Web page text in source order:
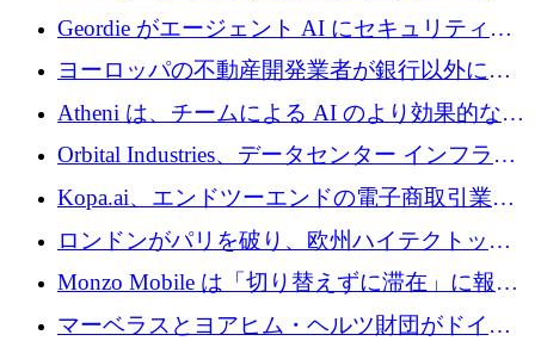
収、チェックアウト時にクレジットを提供
Geordie がエージェント AI にセキュリティと
ガバナンスをもたらすために 3,000 万ドルを
ヨーロッパの不動産開発業者が銀行以外にも
目を向けているため、InRentoの資金調達額は
1億ユーロを突破
Atheni は、チームによる AI のより効果的な使
用を支援するために 35 万ポンドを確保
Orbital Industries、データセンター インフラス
トラクチャ システムの拡張に 5,000 万ドルを
確保
Kopa.ai、エンドツーエンドの電子商取引業務
用の AI エージェントを構築するために 200
万ユーロを調達
ロンドンがパリを破り、欧州ハイテクトップ
の座を奪還
Monzo Mobile は「切り替えずに滞在」に報酬
を与える
マーベラスとヨアヒム・ヘルツ財団がドイツ